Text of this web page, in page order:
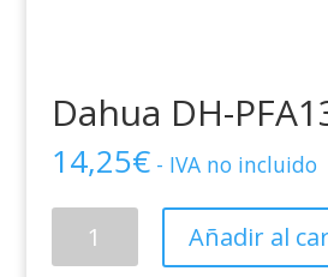
Dahua DH-
14,25€ - IVA no incluido
Añadir al